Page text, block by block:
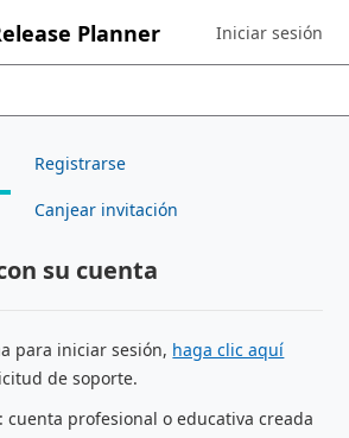
Planner Sign in to your
Iniciar sesión
Registrarse
Canjear invitación
su cuenta
para iniciar sesión, haga clic aquí
de soporte.
: cuenta profesional o educativa creada